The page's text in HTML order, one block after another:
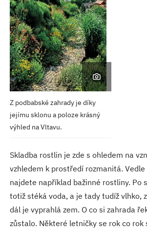
Z podbabské zahrady je díky
jejímu sklonu a poloze krásný
výhled na Vltavu.
Skladba rostlin je zde s ohledem na
vzhledem k prostředí rozmanitá.
najdete například bažinné rostliny. Po
totiž stéká voda, a je tady tudíž vlhko,
dál je vyprahlá zem. O co si zahrada
zůstalo. Některé letničky se rok co rok